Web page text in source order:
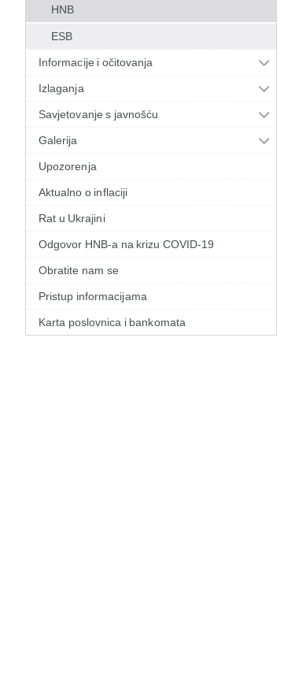
HNB
ESB
Informacije i očitovanja
Izlaganja
Savjetovanje s javnošću
Galerija
Upozorenja
Aktualno o inflaciji
Rat u Ukrajini
Odgovor HNB-a na krizu COVID-19
Obratite nam se
Pristup informacijama
Karta poslovnica i bankomata